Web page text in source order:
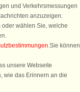
Gewinnspiele und
und Verkehrsmessungen
anzuzeigen.
wählen Sie, welche
.Sie können
unsere Webseite
wie das Erinnern an die